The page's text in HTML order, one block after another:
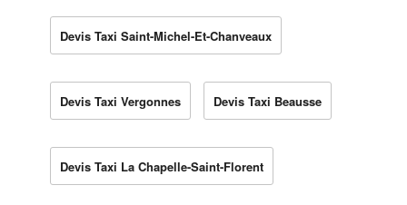
Devis Taxi Saint-Michel-Et-Chanveaux
Devis Taxi Vergonnes Devis Taxi Beausse
Devis Taxi La Chapelle-Saint-Florent